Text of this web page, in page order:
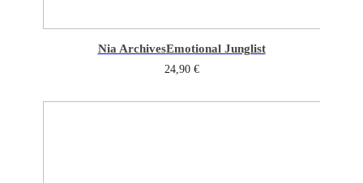
Nia ArchivesEmotional Junglist
24,90 €